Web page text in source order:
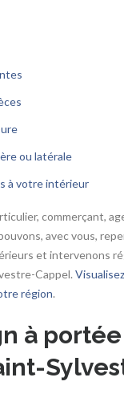
ou latérale
à votre intérieur
commerçant,
avec vous,
et intervenons
Cappel.
région.
à